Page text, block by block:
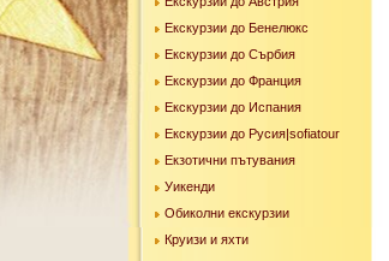
Екскурзии до Бенелюкс
Екскурзии до Сърбия
Екскурзии до Франция
Екскурзии до Испания
Екскурзии до Русия|sofiatour
Екзотични пътувания
Уикенди
Обиколни екскурзии
Круизи и яхти